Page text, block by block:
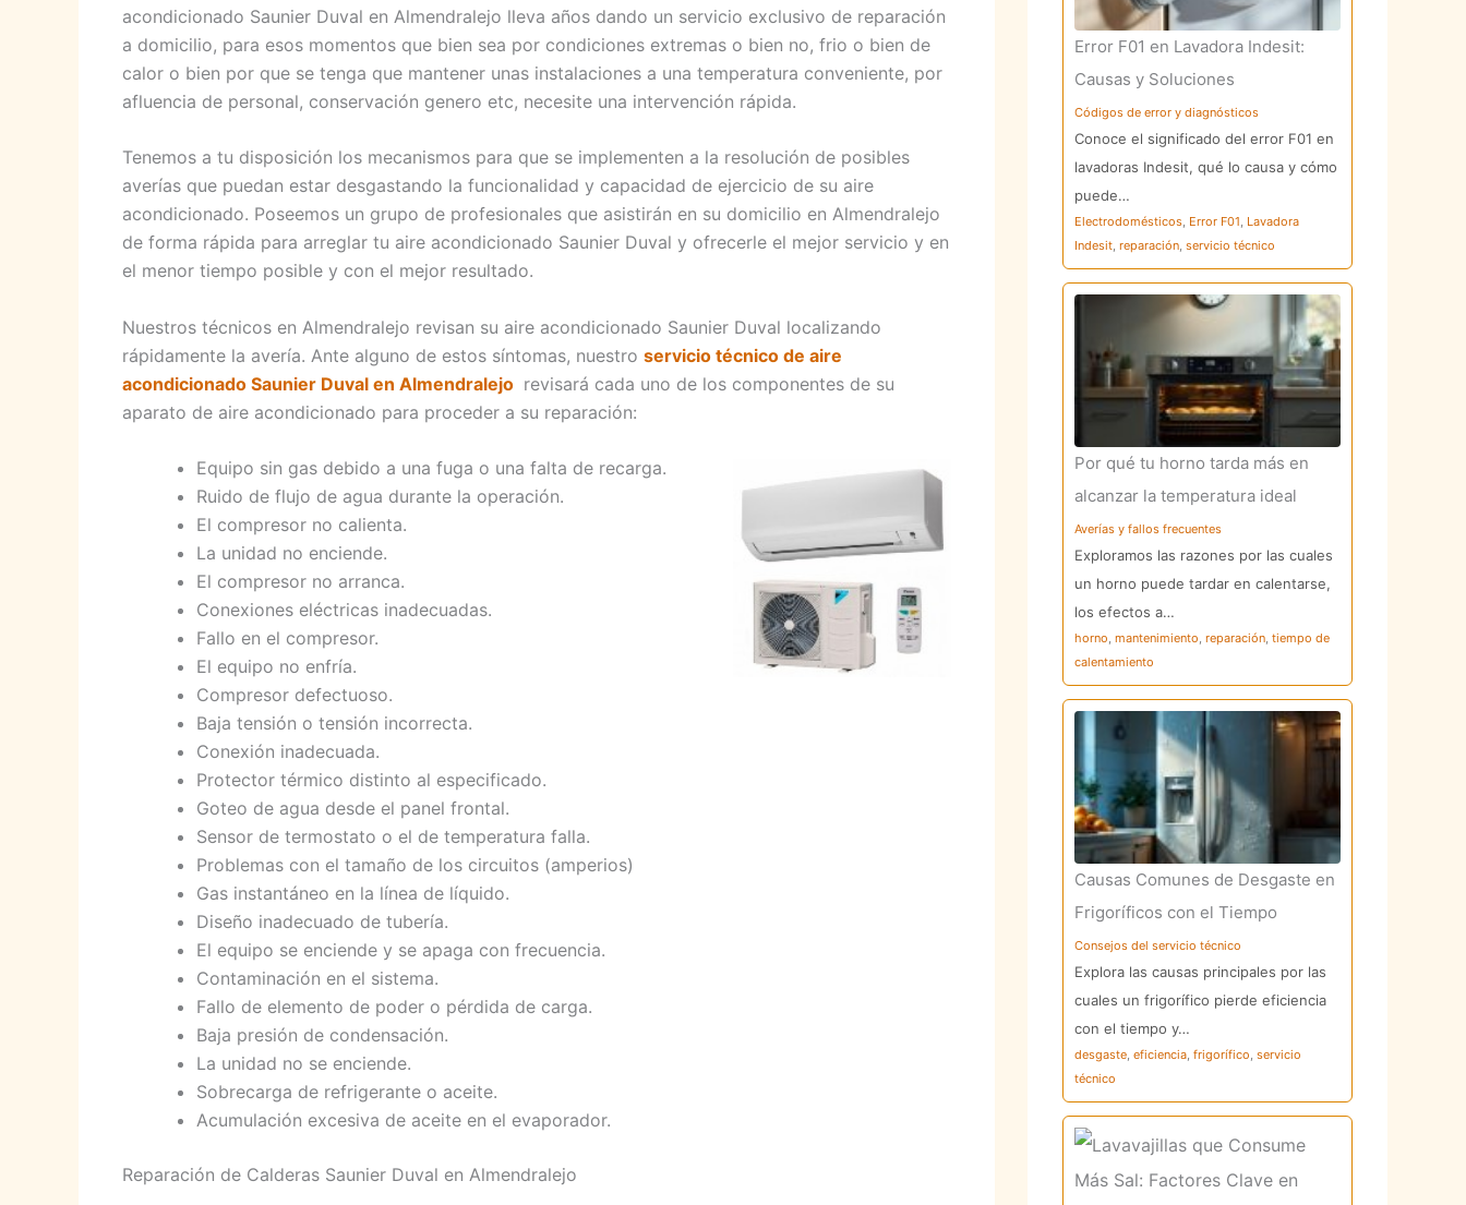
acondicionado Saunier Duval en Almendralejo lleva años dando un servicio exclusivo de reparación
a domicilio, para esos momentos que bien sea por condiciones extremas o bien no, frio o bien de
calor o bien por que se tenga que mantener unas instalaciones a una temperatura conveniente, por
afluencia de personal, conservación genero etc, necesite una intervención rápida.
Tenemos a tu disposición los mecanismos para que se implementen a la resolución de posibles
averías que puedan estar desgastando la funcionalidad y capacidad de ejercicio de su aire
acondicionado. Poseemos un grupo de profesionales que asistirán en su domicilio en Almendralejo
de forma rápida para arreglar tu aire acondicionado Saunier Duval y ofrecerle el mejor servicio y en
el menor tiempo posible y con el mejor resultado.
Nuestros técnicos en Almendralejo revisan su aire acondicionado Saunier Duval localizando
rápidamente la avería. Ante alguno de estos síntomas, nuestro servicio técnico de aire
acondicionado Saunier Duval en Almendralejo revisará cada uno de los componentes de su
aparato de aire acondicionado para proceder a su reparación:
Equipo sin gas debido a una fuga o una falta de recarga.
Ruido de flujo de agua durante la operación.
El compresor no calienta.
La unidad no enciende.
El compresor no arranca.
Conexiones eléctricas inadecuadas.
Fallo en el compresor.
El equipo no enfría.
Compresor defectuoso.
Baja tensión o tensión incorrecta.
Conexión inadecuada.
Protector térmico distinto al especificado.
Goteo de agua desde el panel frontal.
Sensor de termostato o el de temperatura falla.
Problemas con el tamaño de los circuitos (amperios)
Gas instantáneo en la línea de líquido.
Diseño inadecuado de tubería.
El equipo se enciende y se apaga con frecuencia.
Contaminación en el sistema.
Fallo de elemento de poder o pérdida de carga.
Baja presión de condensación.
La unidad no se enciende.
Sobrecarga de refrigerante o aceite.
Acumulación excesiva de aceite en el evaporador.
Reparación de Calderas Saunier Duval en Almendralejo
Error F01 en Lavadora Indesit:
Causas y Soluciones
Códigos de error y diagnósticos
Conoce el significado del error F01 en
lavadoras Indesit, qué lo causa y cómo
puede…
Electrodomésticos, Error F01, Lavadora
Indesit, reparación, servicio técnico
Por qué tu horno tarda más en
alcanzar la temperatura ideal
Averías y fallos frecuentes
Exploramos las razones por las cuales
un horno puede tardar en calentarse,
los efectos a…
horno, mantenimiento, reparación, tiempo de
calentamiento
Causas Comunes de Desgaste en
Frigoríficos con el Tiempo
Consejos del servicio técnico
Explora las causas principales por las
cuales un frigorífico pierde eficiencia
con el tiempo y…
desgaste, eficiencia, frigorífico, servicio
técnico